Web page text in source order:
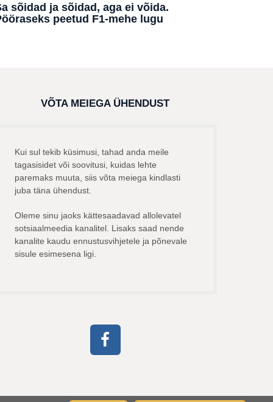
sõidad ja sõidad, aga ei võida.
peetud F1-mehe lugu
VÕTA MEIEGA ÜHENDUST
Kui sul tekib küsimusi, tahad anda meile
tagasisidet või soovitusi, kuidas lehte
paremaks muuta, siis võta meiega kindlasti
juba täna ühendust.
Oleme sinu jaoks kättesaadavad allolevatel
sotsiaalmeedia kanalitel. Lisaks saad nende
kanalite kaudu ennustusvihjetele ja põnevale
sisule esimesena ligi.